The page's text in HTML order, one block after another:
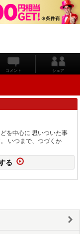
コメント シェア
を中心に 思いついた事
いつまで、つづくか
る